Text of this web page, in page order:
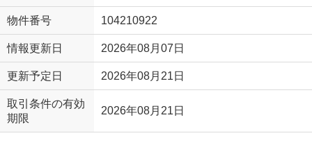
物件番号 104210922
情報更新日 2026年08月07日
更新予定日 2026年08月21日
取引条件の有効
期限
2026年08月21日